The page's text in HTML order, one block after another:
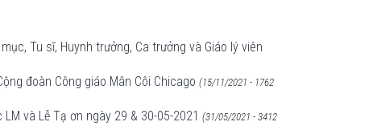
Tu sĩ, Huynh trưởng, Ca trưởng và Giáo lý viên
đoàn Công giáo Mân Côi Chicago (15/11/2021 - 1762
và Lễ Tạ ơn ngày 29 & 30-05-2021 (31/05/2021 - 3412